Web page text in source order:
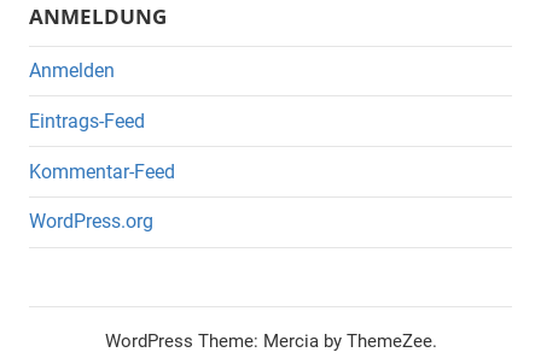
ANMELDUNG
Anmelden
Eintrags-Feed
Kommentar-Feed
WordPress.org
WordPress Theme: Mercia by ThemeZee.